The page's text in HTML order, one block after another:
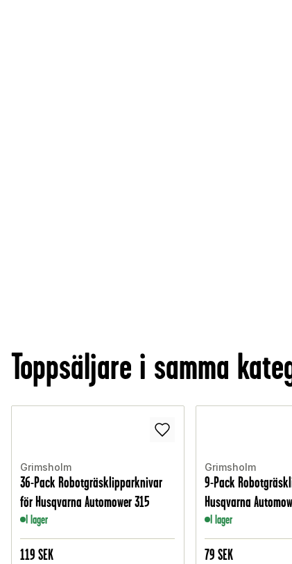
Toppsäljare i samma
Grimsholm
36-Pack Robotgräsklipparknivar
för Husqvarna Automower 315
I lager
119 SEK
Grimsholm
9-Pack
Husqvarna
I lager
79 SEK